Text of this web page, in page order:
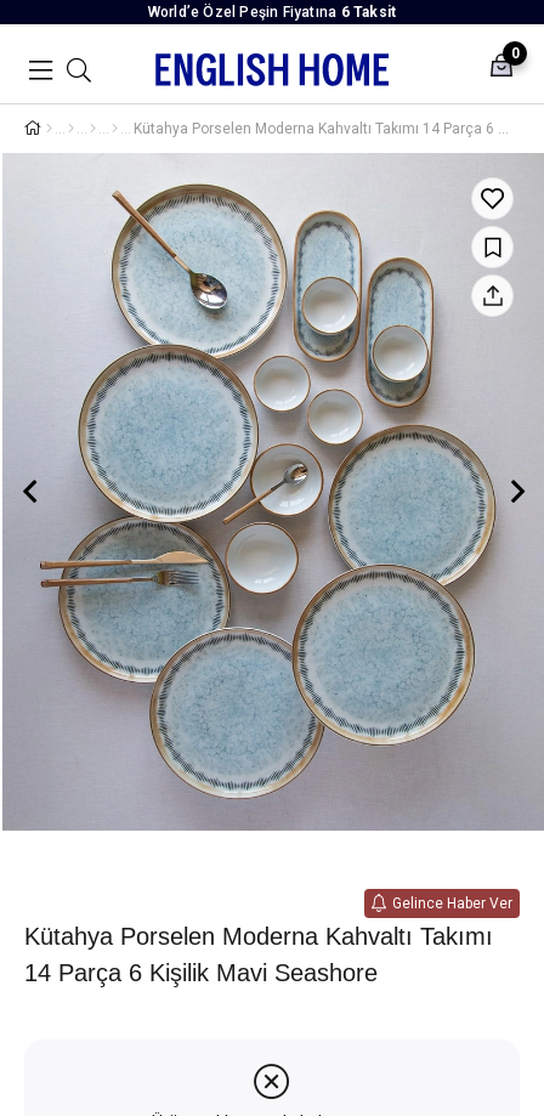
World’e Özel Peşin Fiyatına 6 Taksit
0
Kütahya Porselen Moderna Kahvaltı Takımı 14 Parça 6 Kişilik Mavi Seashore
Gelince Haber Ver
Kütahya Porselen Moderna Kahvaltı Takımı
14 Parça 6 Kişilik Mavi Seashore